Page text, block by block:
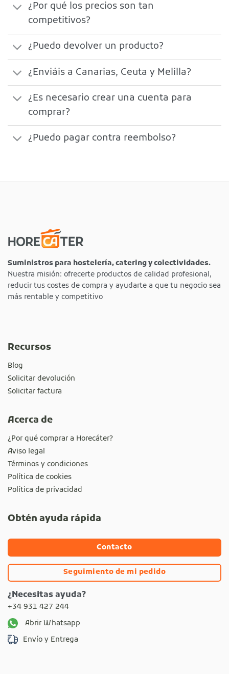
¿Por qué los precios son tan
competitivos?
¿Puedo devolver un producto?
¿Enviáis a Canarias, Ceuta y Melilla?
¿Es necesario crear una cuenta para
comprar?
¿Puedo pagar contra reembolso?
Suministros para hostelería, catering y colectividades.
Nuestra misión: ofrecerte productos de calidad profesional,
reducir tus costes de compra y ayudarte a que tu negocio sea
más rentable y competitivo
Recursos
Blog
Solicitar devolución
Solicitar factura
Acerca de
¿Por qué comprar a Horecáter?
Aviso legal
Términos y condiciones
Política de cookies
Política de privacidad
Obtén ayuda rápida
Contacto
Seguimiento de mi pedido
¿Necesitas ayuda?
+34 931 427 244
Abrir Whatsapp
Envío y Entrega